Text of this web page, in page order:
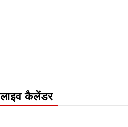
लाइव कैलेंडर